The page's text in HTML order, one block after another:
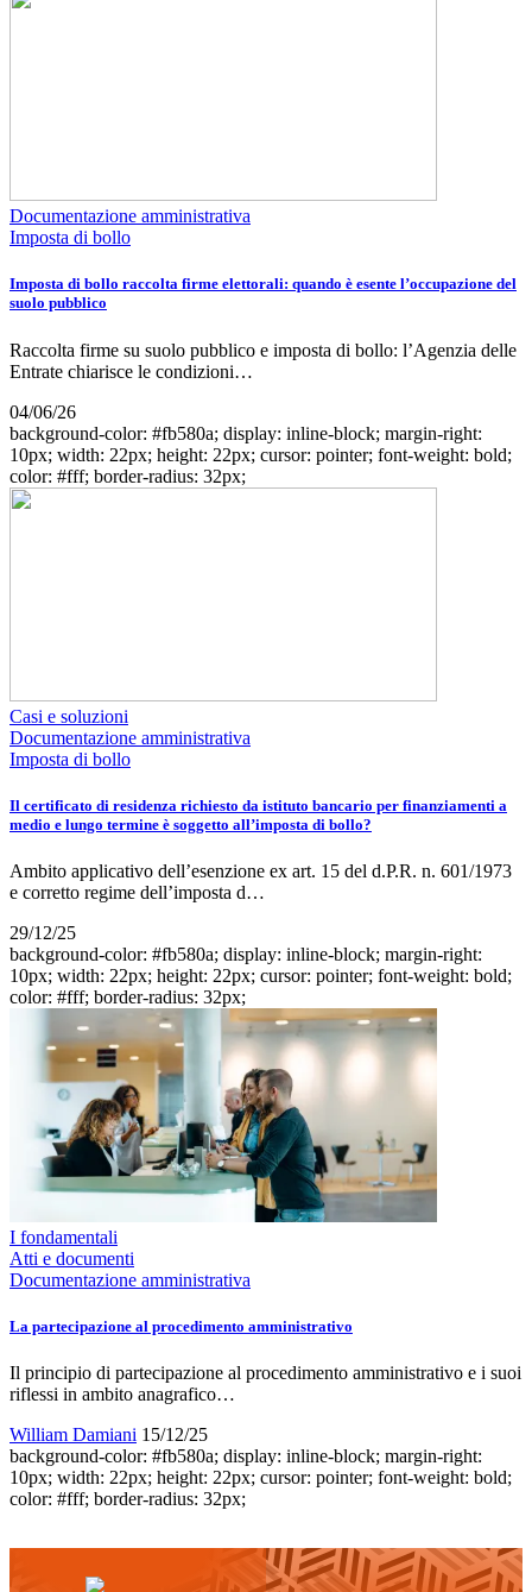
Documentazione amministrativa
Imposta di bollo
Imposta di bollo raccolta firme elettorali: quando è esente l’occupazione del
suolo pubblico
Raccolta firme su suolo pubblico e imposta di bollo: l’Agenzia delle
Entrate chiarisce le condizioni…
04/06/26
background-color: #fb580a; display: inline-block; margin-right:
10px; width: 22px; height: 22px; cursor: pointer; font-weight: bold;
color: #fff; border-radius: 32px;
Casi e soluzioni
Documentazione amministrativa
Imposta di bollo
Il certificato di residenza richiesto da istituto bancario per finanziamenti a
medio e lungo termine è soggetto all’imposta di bollo?
Ambito applicativo dell’esenzione ex art. 15 del d.P.R. n. 601/1973
e corretto regime dell’imposta d…
29/12/25
background-color: #fb580a; display: inline-block; margin-right:
10px; width: 22px; height: 22px; cursor: pointer; font-weight: bold;
color: #fff; border-radius: 32px;
I fondamentali
Atti e documenti
Documentazione amministrativa
La partecipazione al procedimento amministrativo
Il principio di partecipazione al procedimento amministrativo e i suoi
riflessi in ambito anagrafico…
William Damiani 15/12/25
background-color: #fb580a; display: inline-block; margin-right:
10px; width: 22px; height: 22px; cursor: pointer; font-weight: bold;
color: #fff; border-radius: 32px;